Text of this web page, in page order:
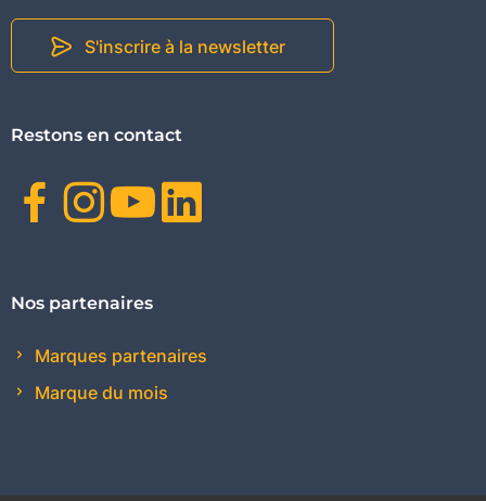
S'inscrire à la newsletter
Restons en contact
Facebook
Instagram
Youtube
Nos partenaires
Marques partenaires
Marque du mois